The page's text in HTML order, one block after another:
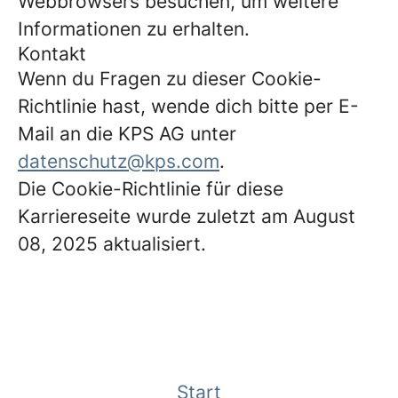
Informationen zu erhalten.
Kontakt
Wenn du Fragen zu dieser Cookie-
Richtlinie hast, wende dich bitte per E-
Mail an die KPS AG unter
datenschutz@kps.com.
Die Cookie-Richtlinie für diese
Karriereseite wurde zuletzt am August
08, 2025 aktualisiert.
Start